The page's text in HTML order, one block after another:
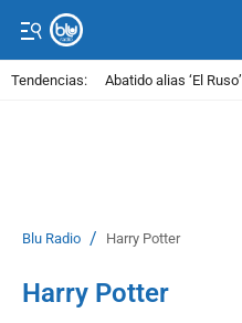
Tendencias: Abatido alias ‘El Ruso’
Blu Radio / Harry Potter
Harry Potter